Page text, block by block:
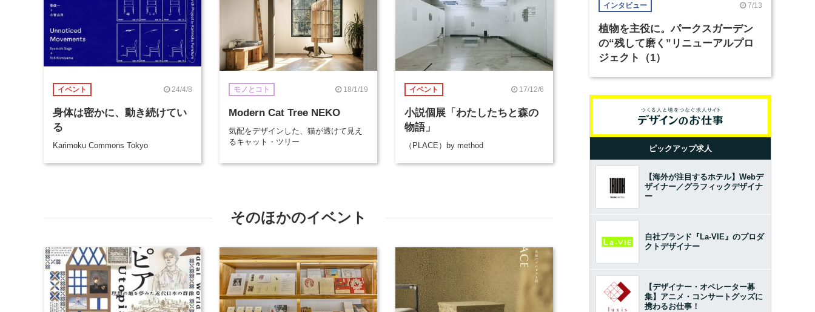
イベント 24/4/8
身体は密かに、動き続けてい
る
Karimoku Commons Tokyo
モノとコト 18/1/19
Modern Cat Tree NEKO
気配をデザインした、猫が透けて見え
るキャット・ツリー
イベント 17/12/6
小説個展「わたしたちと森の
物語」
（PLACE）by method
そのほかのイベント
インタビュー 7/13
植物を主役に。パークスガーデン
の“残して磨く”リニューアルプロ
ジェクト（1）
ピックアップ求人
【海外が注目するホテル】Webデ
ザイナー／グラフィックデザイナ
ー
自社ブランド『La-VIE』のプロダ
クトデザイナー
【デザイナー・オペレーター募
集】アニメ・コンサートグッズに
携わるお仕事！